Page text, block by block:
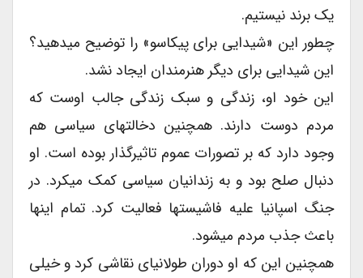
یک برند نیستیم.
چطور این «شیدایی برای پیکاسو» را توضیح میدهید؟
این شیدایی برای دیگر هنرمندان ایجاد نشد.
این خود او، زندگی و سبک زندگی جالب اوست که
مردم دوست دارند. همچنین دخالتهای سیاسی هم
وجود دارد که بر تصورات عموم تاثیرگذار بوده است. او
دنبال صلح بود و به زندانیان سیاسی کمک میکرد. در
جنگ اسپانیا علیه فاشیستها فعالیت کرد. تمام اینها
باعث جذب مردم میشود.
همچنین این که او دوران طولانیای نقاشی کرد و خیلی